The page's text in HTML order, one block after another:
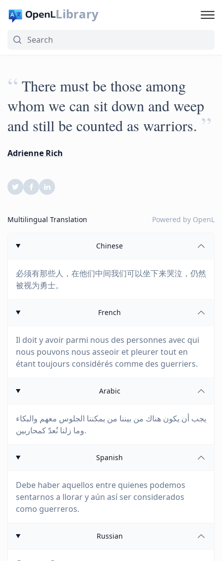
Library
“ There must be those among
whom we can sit down and weep
and still be counted as warriors. ”
Adrienne Rich
Multilingual Translation Powered by OpenL
Chinese
必须有那些人，在他们中间我们可以坐下来哭泣，仍然
被视为勇士。
French
Il doit y avoir parmi nous des personnes avec qui
nous pouvons nous asseoir et pleurer tout en
étant toujours considérés comme des guerriers.
Arabic
يجب أن يكون هناك من بيننا من يمكننا الجلوس معهم والبكاء
وما زلنا نُعدّ كمحاربين.
Spanish
Debe haber aquellos entre quienes podemos
sentarnos a llorar y aún así ser considerados
como guerreros.
Russian